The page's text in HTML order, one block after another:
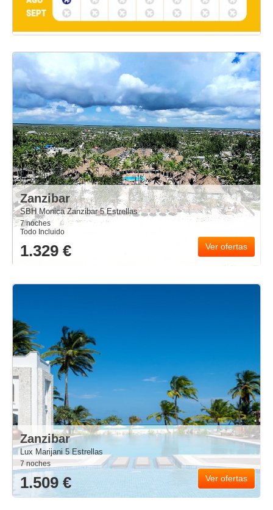
Zanzibar
SBH Monica Zanzibar 5 Estrellas
7 noches
Todo Incluido
1.329 € Ver ofertas
Zanzibar
Lux Marijani 5 Estrellas
7 noches
1.509 € Ver ofertas